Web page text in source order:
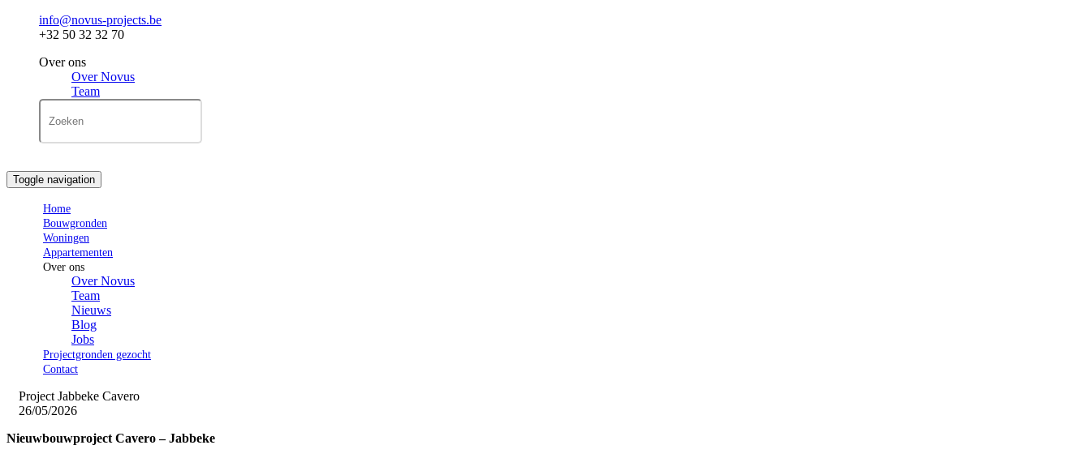
info@novus-projects.be
+32 50 32 32 70
Over ons
Over Novus
Team
Toggle navigation
Home
Bouwgronden
Woningen
Appartementen
Over ons
Over Novus
Team
Nieuws
Blog
Jobs
Projectgronden gezocht
Contact
Project Jabbeke Cavero
26/05/2026
Nieuwbouwproject Cavero – Jabbeke